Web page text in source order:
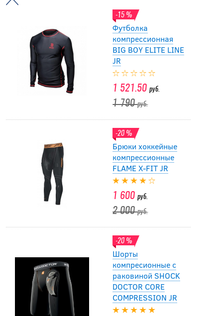
-15 %
Футболка
компрессионная
BIG BOY ELITE LINE
JR
1 521.50руб.
1 790руб.
-20 %
Брюки хоккейные
компрессионные
FLAME X-FIT JR
1 600руб.
2 000руб.
-20 %
Шорты
компресионные с
раковиной SHOCK
DOCTOR CORE
COMPRESSION JR